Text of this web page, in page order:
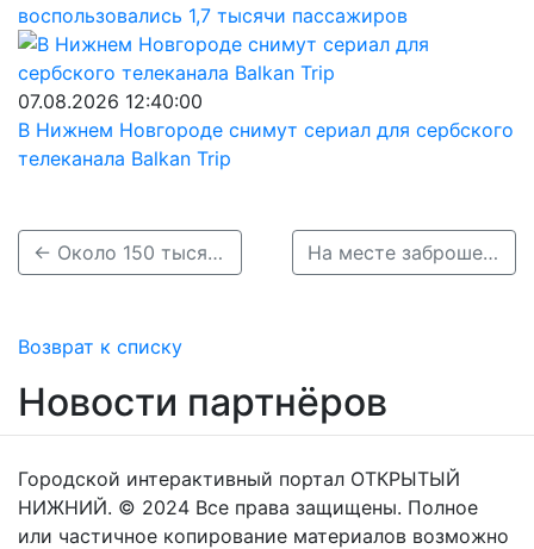
воспользовались 1,7 тысячи пассажиров
07.08.2026 12:40:00
В Нижнем Новгороде снимут сериал для сербского
телеканала Balkan Trip
← Около 150 тысячи нижегородцев посетили «Ночь музеев» На месте заброшенного завода в Нижнем Новгороде появится новый ЖК →
Возврат к списку
Новости партнёров
Городской интерактивный портал ОТКРЫТЫЙ
НИЖНИЙ. © 2024 Все права защищены. Полное
или частичное копирование материалов возможно